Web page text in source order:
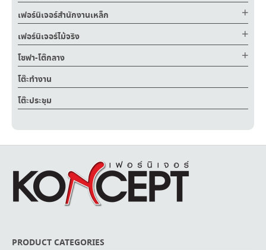
เฟอร์นิเจอร์สำนักงานเหล็ก
เฟอร์นิเจอร์ไม้จริง
โซฟา-โต๊กลาง
โต๊ะทำงาน
โต๊ะประชุม
PRODUCT CATEGORIES